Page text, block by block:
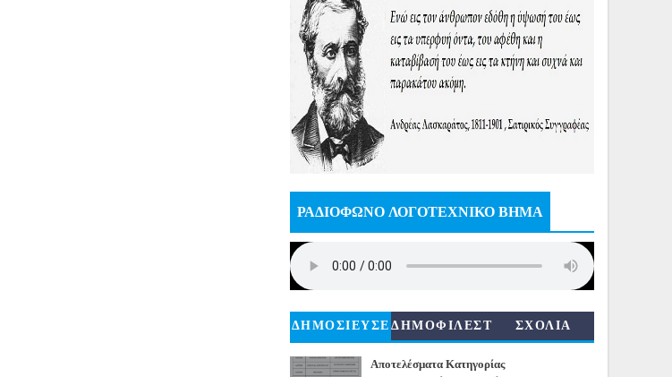
ΡΑΔΙΟΦΩΝΟ ΛΟΓΟΤΕΧΝΙΚΟ ΒΗΜΑ
ΔΗΜΟΣΙΕΥΣΕ
ΙΣ
ΔΗΜΟΦΙΛΕΣΤ
ΣΧΟΛΙΑ
Αποτελέσματα Κατηγορίας